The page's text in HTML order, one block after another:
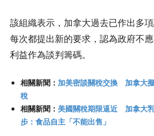
該組織表示，加拿大過去已作出多
每次都提出新的要求，認為政府不
利益作為談判籌碼。
相關新聞： 加美密談關稅交換 加拿大
稅
相關新聞： 美國關稅期限逼近 加拿大
步：食品自主「不能出售」